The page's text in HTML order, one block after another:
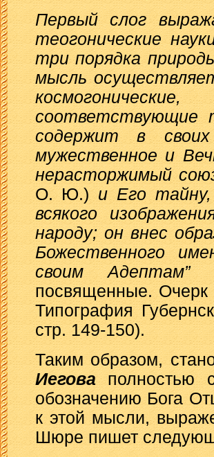
Первый слог
теогонические
три порядка
мысль
соответствующие
содержит в
мужественное и
нерасторжимый
О. Ю.)и Его тайну,
всякого
народу; он внес
Божественного
своим Адептам”
посвященные. Очерк
Типография
стр. 149-150).
Таким образом,
Иеговаполностью
обозначению Бога
к этой мысли,
Шюре пишет